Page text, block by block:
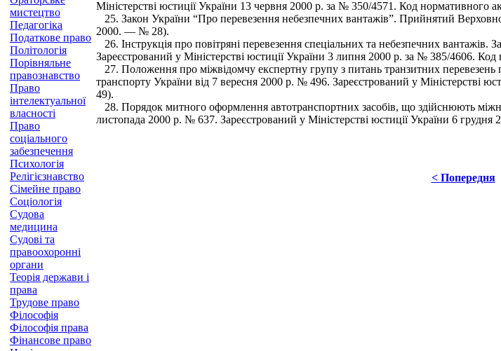
мистецтво
Педагогіка
Податкове право
Політологія
Порівняльне
правознавство
Право
інтелектуальної
власності
Право
соціального
забезпечення
Психологія
Релігієзнавство
Сімейне право
Соціологія
Судова
медицина
Судові та
правоохоронні
органи
Теорія держави і
права
Трудове право
Філософія
Філософія права
Фінансове право
Міністерстві юстиції України 13 червня 2000 р. за № 350/4571. Код
25. Закон України “Про перевезення небезпечних вантажів”. Прийнятий
2000. — № 28).
26. Інструкція про повітряні перевезення спеціальних та небезпечних
Зареєстрований у Міністерстві юстиції України 3 липня 2000 р. за № 385/4606.
27. Положення про міжвідомчу експертну групу з питань транзитних перевезень
транспорту України від 7 вересня 2000 р. № 496. Зареєстрований у
49).
28. Порядок митного оформлення автотранспортних засобів, що здійснюють
листопада 2000 р. № 637. Зареєстрований у Міністерстві юстиції України 6
< Попередня